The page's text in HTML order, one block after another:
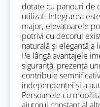
dotate cu panouri de
utilizat. Integrarea
major; elevatoarele
potrivi cu decorul
naturală și elegantă a
Pe lângă avantajele
siguranță, prezența
contribuie
independenței și a
Persoanele cu